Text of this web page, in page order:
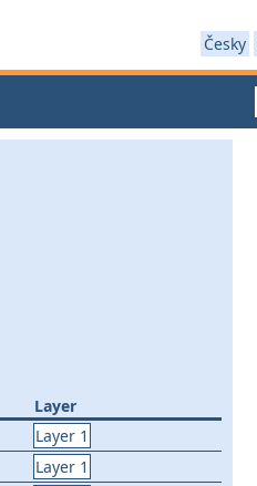
Česky
Layer
Layer 1
Layer 1